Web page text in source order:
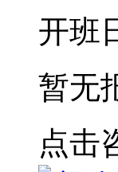
开班
暂无
点击